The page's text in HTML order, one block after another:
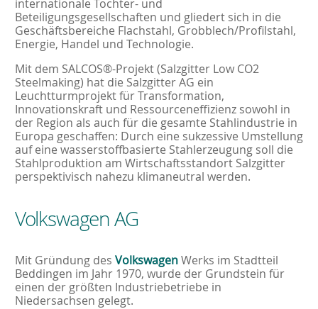
internationale Tochter- und
Beteiligungsgesellschaften und gliedert sich in die
Geschäftsbereiche Flachstahl, Grobblech/Profilstahl,
Energie, Handel und Technologie.
Mit dem SALCOS®-Projekt (Salzgitter Low CO2
Steelmaking) hat die Salzgitter AG ein
Leuchtturmprojekt für Transformation,
Innovationskraft und Ressourceneffizienz sowohl in
der Region als auch für die gesamte Stahlindustrie in
Europa geschaffen: Durch eine sukzessive Umstellung
auf eine wasserstoffbasierte Stahlerzeugung soll die
Stahlproduktion am Wirtschaftsstandort Salzgitter
perspektivisch nahezu klimaneutral werden.
Volkswagen AG
Mit Gründung des VolkswagenWerks im Stadtteil
Beddingen im Jahr 1970, wurde der Grundstein für
einen der größten Industriebetriebe in
Niedersachsen gelegt.